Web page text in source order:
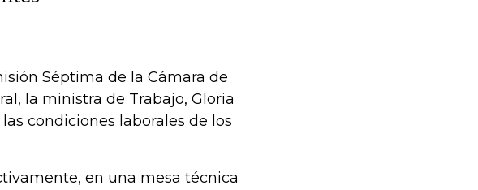
Séptima de la Cámara de
la ministra de Trabajo, Gloria
condiciones laborales de los
en una mesa técnica